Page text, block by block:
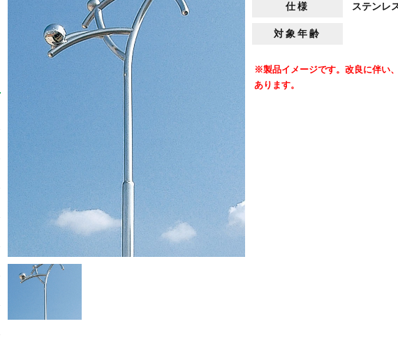
仕様 ステンレ
対象年齢
※製品イメージです。改良に伴い
あります。